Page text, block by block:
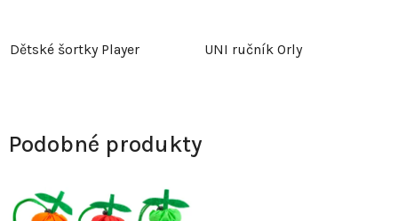
Dětské šortky Player UNI ručník Orly
Podobné produkty